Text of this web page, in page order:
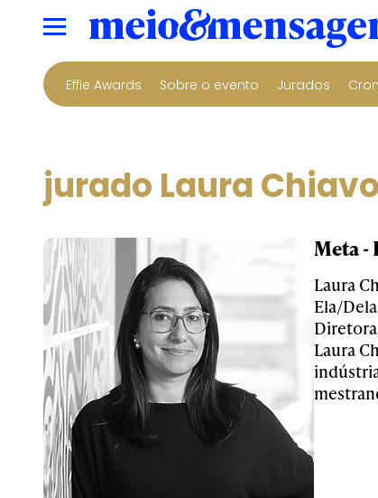
Effie Awards Sobre o evento Jurados
jurado Laura
Meta -
Laura
Ela/Dela
Laura